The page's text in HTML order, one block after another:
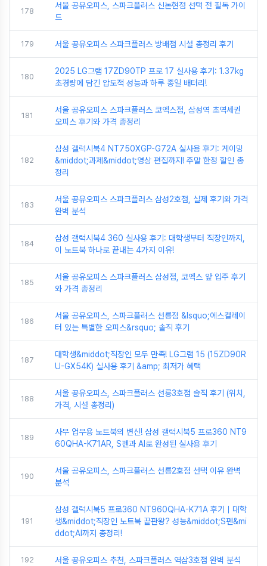
178
서울 공유오피스, 스파크플러스 신논현점 선택 전 필독 가이
드
179 서울 공유오피스 스파크플러스 방배점 시설 총정리 후기
180
2025 LG그램 17ZD90TP 프로 17 실사용 후기: 1.37kg
초경량에 담긴 압도적 성능과 하루 종일 배터리!
181
서울 공유오피스 스파크플러스 코엑스점, 삼성역 초역세권
오피스 후기와 가격 총정리
182
삼성 갤럭시북4 NT750XGP-G72A 실사용 후기: 게이밍
&middot;과제&middot;영상 편집까지! 주말 한정 할인 총
정리
183
서울 공유오피스 스파크플러스 삼성2호점, 실제 후기와 가격
완벽 분석
184
삼성 갤럭시북4 360 실사용 후기: 대학생부터 직장인까지,
이 노트북 하나로 끝내는 4가지 이유!
185
서울 공유오피스 스파크플러스 삼성점, 코엑스 앞 입주 후기
와 가격 총정리
186
서울 공유오피스, 스파크플러스 선릉점 &lsquo;에스컬레이
터 있는 특별한 오피스&rsquo; 솔직 후기
187
대학생&middot;직장인 모두 만족! LG그램 15 (15ZD90R
U-GX54K) 실사용 후기 &amp; 최저가 혜택
188
서울 공유오피스, 스파크플러스 선릉3호점 솔직 후기 (위치,
가격, 시설 총정리)
189
사무 업무용 노트북의 변신! 삼성 갤럭시북5 프로360 NT9
60QHA-K71AR, S펜과 AI로 완성된 실사용 후기
190
서울 공유오피스, 스파크플러스 선릉2호점 선택 이유 완벽
분석
191
삼성 갤럭시북5 프로360 NT960QHA-K71A 후기｜대학
생&middot;직장인 노트북 끝판왕? 성능&middot;S펜&mi
ddot;AI까지 총정리!
192 서울 공유오피스 추천, 스파크플러스 역삼3호점 완벽 분석